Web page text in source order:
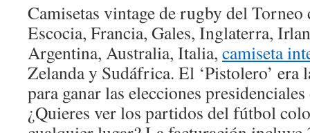
Camisetas vintage de rugby del Torneo
Escocia, Francia, Gales, Inglaterra,
Argentina, Australia, Italia, camiseta
Zelanda y Sudáfrica. El ‘Pistolero’ era
para ganar las elecciones
¿Quieres ver los partidos del fútbol